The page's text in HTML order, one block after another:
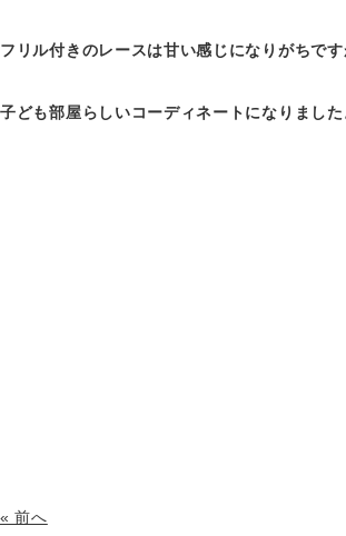
フリル付きのレースは甘い感じになりがちで
子ども部屋らしいコーディネートになりました
« 前へ